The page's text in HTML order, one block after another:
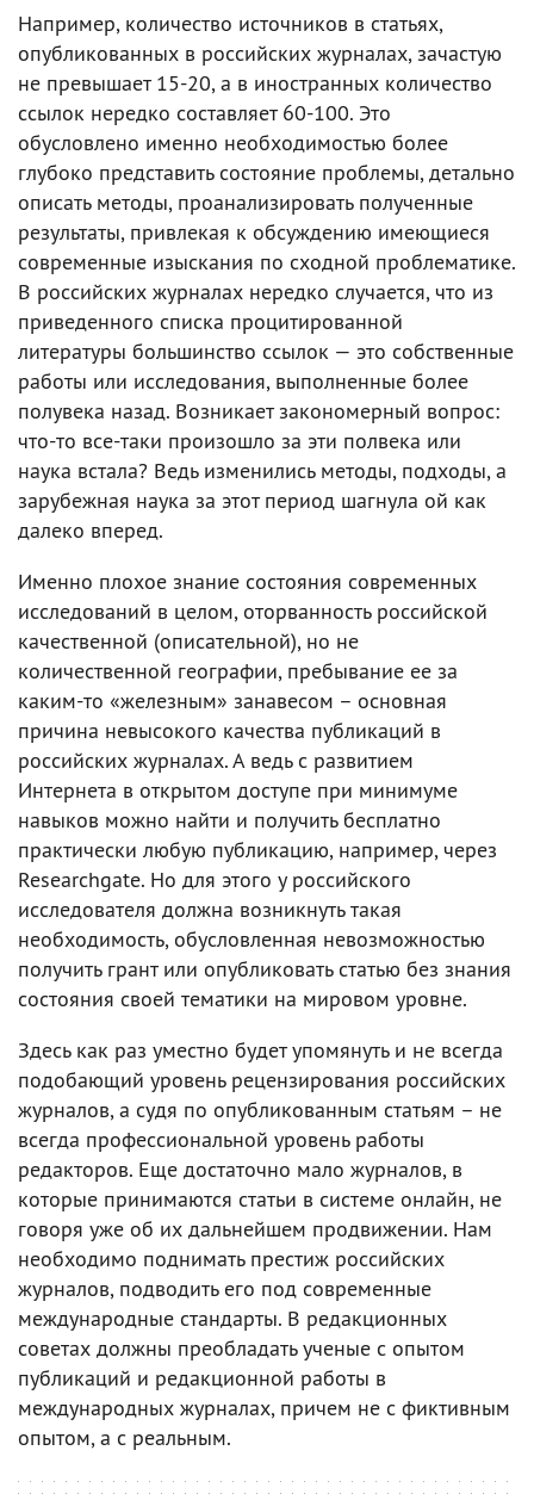
Например, количество источников в статьях,
опубликованных в российских журналах, зачастую
не превышает 15-20, а в иностранных количество
ссылок нередко составляет 60-100. Это
обусловлено именно необходимостью более
глубоко представить состояние проблемы, детально
описать методы, проанализировать полученные
результаты, привлекая к обсуждению имеющиеся
современные изыскания по сходной проблематике.
В российских журналах нередко случается, что из
приведенного списка процитированной
литературы большинство ссылок — это собственные
работы или исследования, выполненные более
полувека назад. Возникает закономерный вопрос:
что-то все-таки произошло за эти полвека или
наука встала? Ведь изменились методы, подходы, а
зарубежная наука за этот период шагнула ой как
далеко вперед.
Именно плохое знание состояния современных
исследований в целом, оторванность российской
качественной (описательной), но не
количественной географии, пребывание ее за
каким-то «железным» занавесом – основная
причина невысокого качества публикаций в
российских журналах. А ведь с развитием
Интернета в открытом доступе при минимуме
навыков можно найти и получить бесплатно
практически любую публикацию, например, через
Researchgate. Но для этого у российского
исследователя должна возникнуть такая
необходимость, обусловленная невозможностью
получить грант или опубликовать статью без знания
состояния своей тематики на мировом уровне.
Здесь как раз уместно будет упомянуть и не всегда
подобающий уровень рецензирования российских
журналов, а судя по опубликованным статьям – не
всегда профессиональной уровень работы
редакторов. Еще достаточно мало журналов, в
которые принимаются статьи в системе онлайн, не
говоря уже об их дальнейшем продвижении. Нам
необходимо поднимать престиж российских
журналов, подводить его под современные
международные стандарты. В редакционных
советах должны преобладать ученые с опытом
публикаций и редакционной работы в
международных журналах, причем не с фиктивным
опытом, а с реальным.